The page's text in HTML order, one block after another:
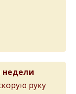
недели
руку